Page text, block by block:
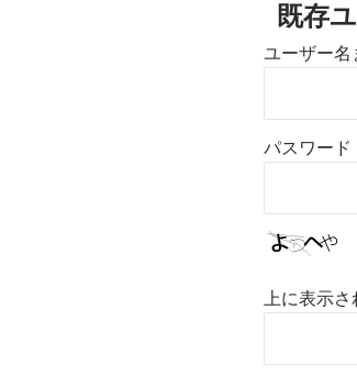
既存
ユーザー名
パスワード
上に表示